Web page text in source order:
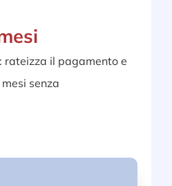
rateizza il pagamento e
senza